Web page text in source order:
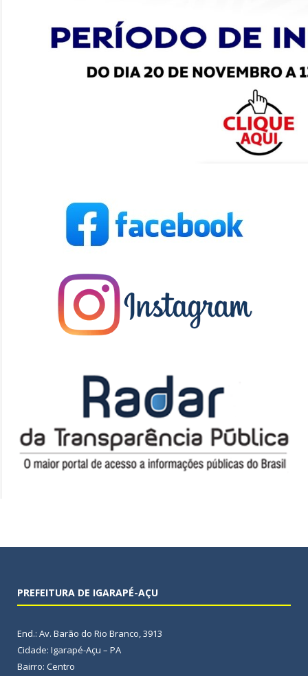
PREFEITURA DE IGARAPÉ-AÇU
End.: Av. Barão do Rio Branco, 3913
Cidade: Igarapé-Açu – PA
Bairro: Centro